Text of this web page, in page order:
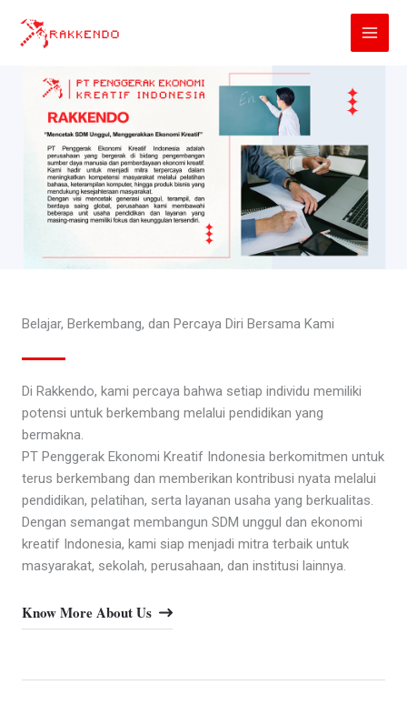
Belajar, Berkembang, dan Percaya Diri Bersama Kami
Di Rakkendo, kami percaya bahwa setiap individu memiliki
potensi untuk berkembang melalui pendidikan yang
bermakna.
PT Penggerak Ekonomi Kreatif Indonesia berkomitmen untuk
terus berkembang dan memberikan kontribusi nyata melalui
pendidikan, pelatihan, serta layanan usaha yang berkualitas.
Dengan semangat membangun SDM unggul dan ekonomi
kreatif Indonesia, kami siap menjadi mitra terbaik untuk
masyarakat, sekolah, perusahaan, dan institusi lainnya.
Know More About Us